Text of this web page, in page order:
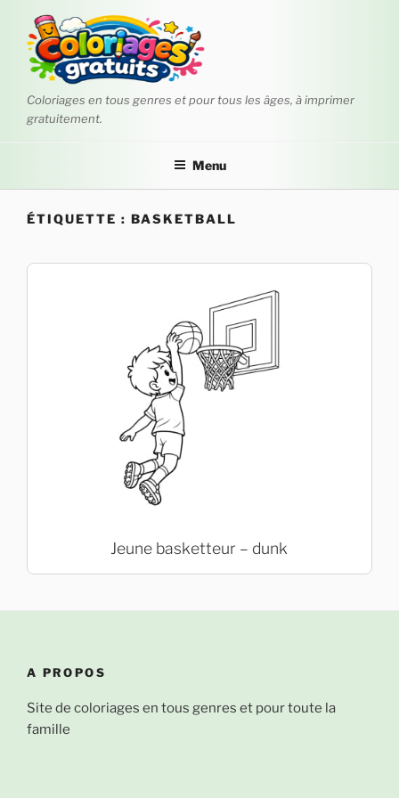
contenu
principal
Coloriages en tous genres et pour tous les âges, à imprimer
gratuitement.
Menu
ÉTIQUETTE : BASKETBALL
Jeune basketteur – dunk
A PROPOS
Site de coloriages en tous genres et pour toute la
famille